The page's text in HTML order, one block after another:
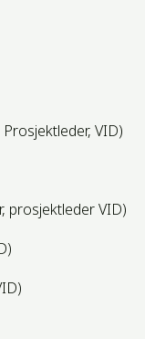
VID)
prosjektleder VID)